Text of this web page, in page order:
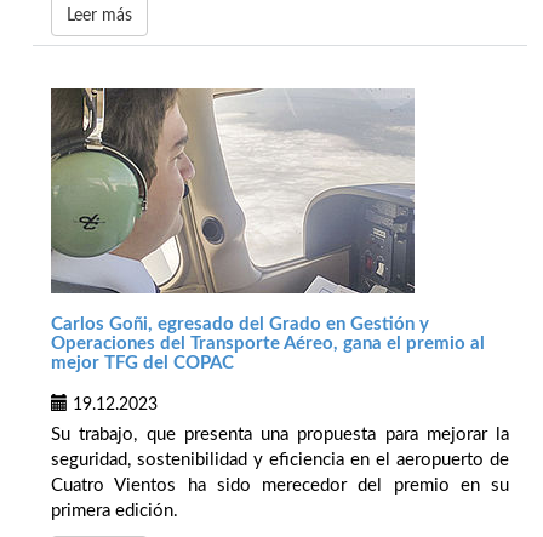
Leer más
Carlos Goñi, egresado del Grado en Gestión y
Operaciones del Transporte Aéreo, gana el premio al
mejor TFG del COPAC
19.12.2023
Su trabajo, que presenta una propuesta para mejorar la
seguridad, sostenibilidad y eficiencia en el aeropuerto de
Cuatro Vientos ha sido merecedor del premio en su
primera edición.